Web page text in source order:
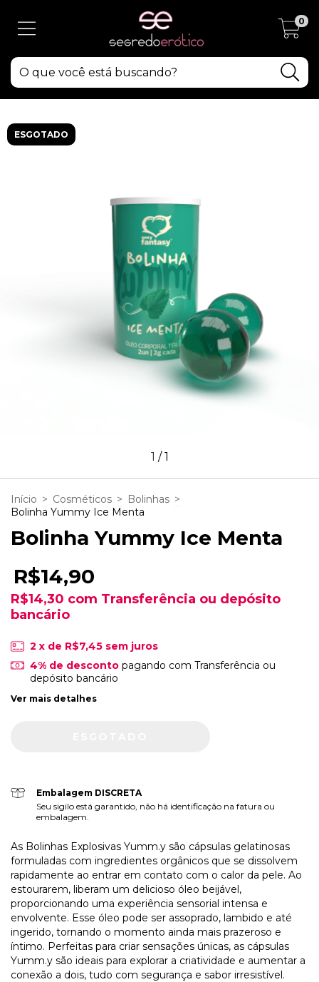
0
ESGOTADO
1 /1
Início > Cosméticos > Bolinhas >
Bolinha Yummy Ice Menta
Bolinha Yummy Ice Menta
R$14,90
R$14,30 com Transferência ou depósito
bancário
2 x de R$7,45 sem juros
4% de descontopagando com Transferência ou
depósito bancário
Ver mais detalhes
Embalagem DISCRETA
Seu sigilo está garantido, não há identificação na fatura ou
embalagem.
As Bolinhas Explosivas Yumm.y são cápsulas gelatinosas
formuladas com ingredientes orgânicos que se dissolvem
rapidamente ao entrar em contato com o calor da pele. Ao
estourarem, liberam um delicioso óleo beijável,
proporcionando uma experiência sensorial intensa e
envolvente. Esse óleo pode ser assoprado, lambido e até
ingerido, tornando o momento ainda mais prazeroso e
íntimo. Perfeitas para criar sensações únicas, as cápsulas
Yumm.y são ideais para explorar a criatividade e aumentar a
conexão a dois, tudo com segurança e sabor irresistível.